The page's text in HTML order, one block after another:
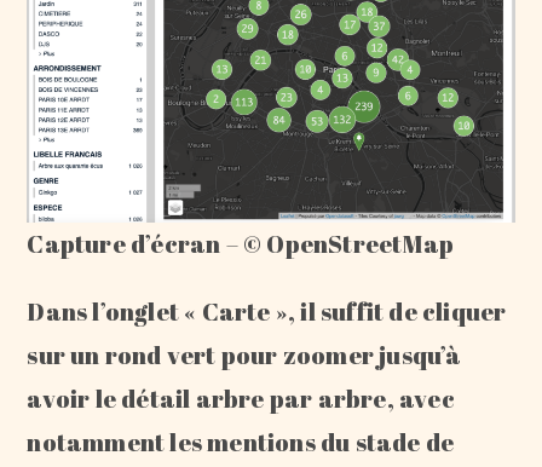
Capture d’écran – © OpenStreetMap
Dans l’onglet « Carte », il suffit de cliquer
sur un rond vert pour zoomer jusqu’à
avoir le détail arbre par arbre, avec
notamment les mentions du stade de